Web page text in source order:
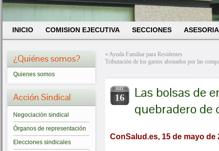
INICIO COMISION EJECUTIVA SECCIONES
¿Quiénes somos?
Quienes somos
Acción Sindical
Negociación sindical
Órganos de representación
Elecciones sindicales
«Ayuda Familiar para Residentes
Tributación de los gastos abonados por las
MAY
16
Las bolsas de
quebradero de
ConSalud.es, 15 de mayo de